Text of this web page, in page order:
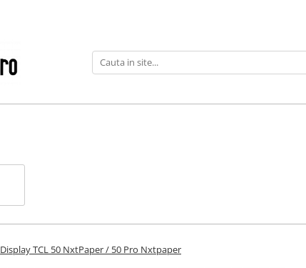
Display TCL 50 NxtPaper / 50 Pro Nxtpaper